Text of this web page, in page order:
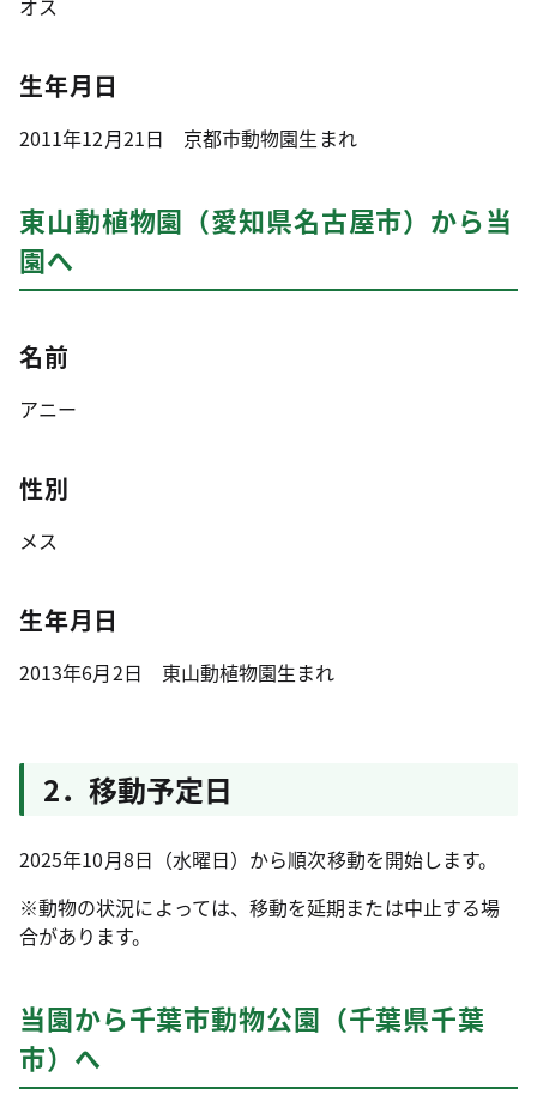
オス
生年月日
2011年12月21日 京都市動物園生まれ
東山動植物園（愛知県名古屋市）から当
園へ
名前
アニー
性別
メス
生年月日
2013年6月2日 東山動植物園生まれ
2．移動予定日
2025年10月8日（水曜日）から順次移動を開始します。
※動物の状況によっては、移動を延期または中止する場
合があります。
当園から千葉市動物公園（千葉県千葉
市）へ